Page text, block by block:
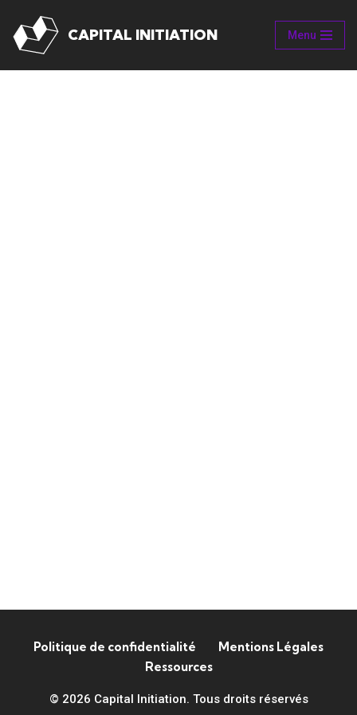
Aller
CAPITAL INITIATION Menu
Politique de confidentialité
Mentions Légales
Ressources
© 2026 Capital Initiation. Tous droits réservés